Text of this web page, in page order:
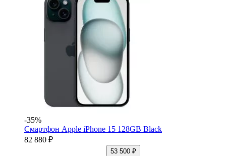
-35%
Смартфон Apple iPhone 15 128GB Black
82 880 ₽
53 500 ₽